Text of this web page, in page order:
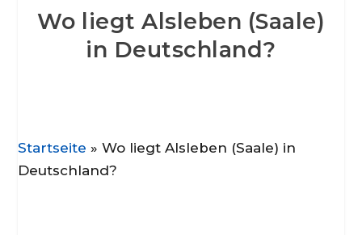
Wo liegt Alsleben (Saale)
in Deutschland?
Startseite »Wo liegt Alsleben (Saale) in
Deutschland?